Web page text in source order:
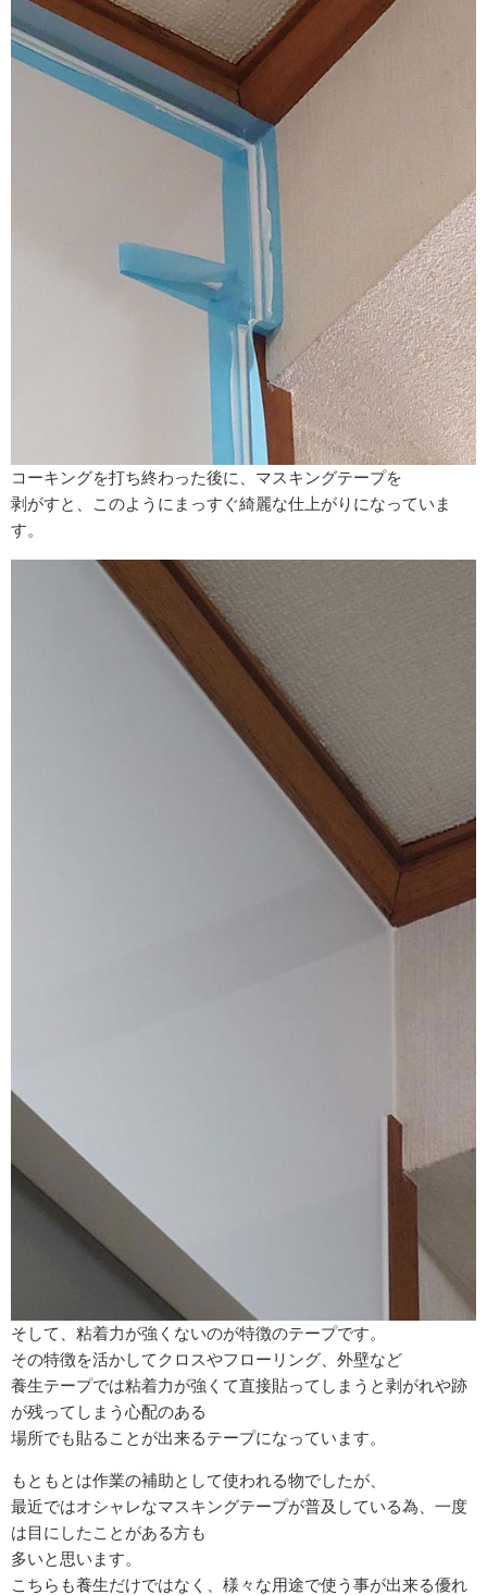
コーキングを打ち終わった後に、マスキングテープを
剥がすと、このようにまっすぐ綺麗な仕上がりになっていま
す。
そして、粘着力が強くないのが特徴のテープです。
その特徴を活かしてクロスやフローリング、外壁など
養生テープでは粘着力が強くて直接貼ってしまうと剥がれや跡
が残ってしまう心配のある
場所でも貼ることが出来るテープになっています。
もともとは作業の補助として使われる物でしたが、
最近ではオシャレなマスキングテープが普及している為、一度
は目にしたことがある方も
多いと思います。
こちらも養生だけではなく、様々な用途で使う事が出来る優れ